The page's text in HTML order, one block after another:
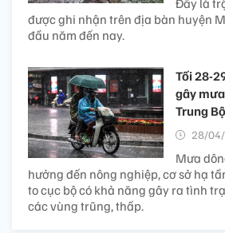
Đây là
được ghi nhận trên địa bàn huyện
đầu năm đến nay.
Tối 28-
gây
Trung Bộ
28/
Mưa
hưởng đến nông nghiệp, cơ sở hạ
to cục bộ có khả năng gây ra tình
các vùng trũng, thấp.